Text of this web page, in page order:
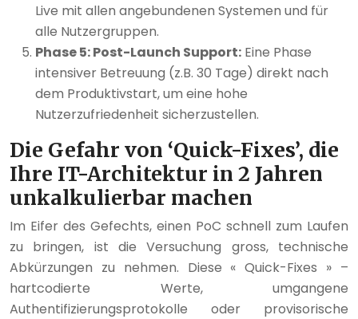
Live mit allen angebundenen Systemen und für
alle Nutzergruppen.
Phase 5: Post-Launch Support: Eine Phase
intensiver Betreuung (z.B. 30 Tage) direkt nach
dem Produktivstart, um eine hohe
Nutzerzufriedenheit sicherzustellen.
Die Gefahr von ‘Quick-Fixes’, die
Ihre IT-Architektur in 2 Jahren
unkalkulierbar machen
Im Eifer des Gefechts, einen PoC schnell zum Laufen
zu bringen, ist die Versuchung gross, technische
Abkürzungen zu nehmen. Diese « Quick-Fixes » –
hartcodierte Werte, umgangene
Authentifizierungsprotokolle oder provisorische